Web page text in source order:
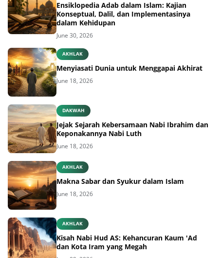
Ensiklopedia Adab dalam Islam: Kajian
Konseptual, Dalil, dan Implementasinya
dalam Kehidupan
June 30, 2026
AKHLAK
Menyiasati Dunia untuk Menggapai Akhirat
June 18, 2026
DAKWAH
Jejak Sejarah Kebersamaan Nabi Ibrahim dan
Keponakannya Nabi Luth
June 18, 2026
AKHLAK
Makna Sabar dan Syukur dalam Islam
June 18, 2026
AKHLAK
Kisah Nabi Hud AS: Kehancuran Kaum 'Ad
dan Kota Iram yang Megah